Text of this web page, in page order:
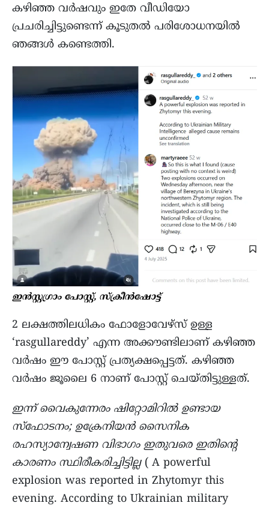
കഴിഞ്ഞ വർഷവും ഇതേ വീഡിയോ
പ്രചരിച്ചിട്ടുണ്ടെന്ന് കൂടുതൽ പരിശോധനയിൽ
ഞങ്ങൾ കണ്ടെത്തി.
ഇന്‍സ്റ്റഗ്രാം പോസ്റ്റ്‌, സ്ക്രീന്‍ഷോട്ട്
2 ലക്ഷത്തിലധികം ഫോളോവേഴ്സ് ഉള്ള
‘rasgullareddy’ എന്ന അക്കൗണ്ടിലാണ് കഴിഞ്ഞ
വര്‍ഷം ഈ പോസ്റ്റ് പ്രത്യക്ഷപ്പെട്ടത്. കഴിഞ്ഞ
വർഷം ജൂലൈ 6 നാണ് പോസ്റ്റ് ചെയ്തിട്ടുള്ളത്.
ഇന്ന് വൈകുന്നേരം ഷിറ്റോമിറിൽ ഉണ്ടായ
സ്ഫോടനം; ഉക്രേനിയൻ സൈനിക
രഹസ്യാന്വേഷണ വിഭാഗം ഇതുവരെ ഇതിൻ്റെ
കാരണം സ്ഥിരീകരിച്ചിട്ടില്ല( A powerful
explosion was reported in Zhytomyr this
evening. According to Ukrainian military